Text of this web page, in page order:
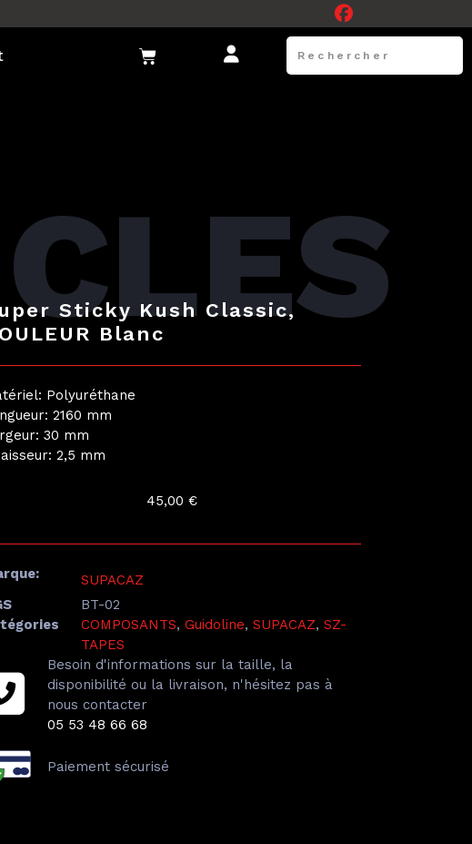
Sticky Kush Classic,
Blanc
Polyuréthane
2160 mm
30 mm
2,5 mm
45,00 €
SUPACAZ
BT-02
COMPOSANTS, Guidoline, SUPACAZ, SZ-
TAPES
Besoin d'informations sur la taille, la
disponibilité ou la livraison, n'hésitez pas à
nous contacter
05 53 48 66 68
Paiement sécurisé